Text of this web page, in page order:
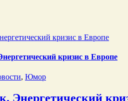
кризис в Европе
кризис в Европе
, Юмор
Энергетический